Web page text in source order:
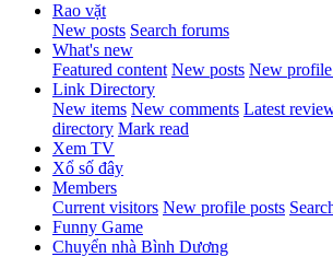
Rao vặt
New posts Search forums
What's new
Featured content New posts New profile
Link Directory
New items New comments Latest
directory Mark read
Xem TV
Xổ số đây
Members
Current visitors New profile posts
Funny Game
Chuyển nhà Bình Dương